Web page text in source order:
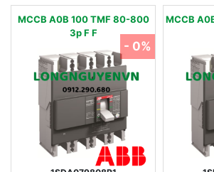
MCCB A0B 100 TMF 80-800
3p F F
- 0%
MCCB